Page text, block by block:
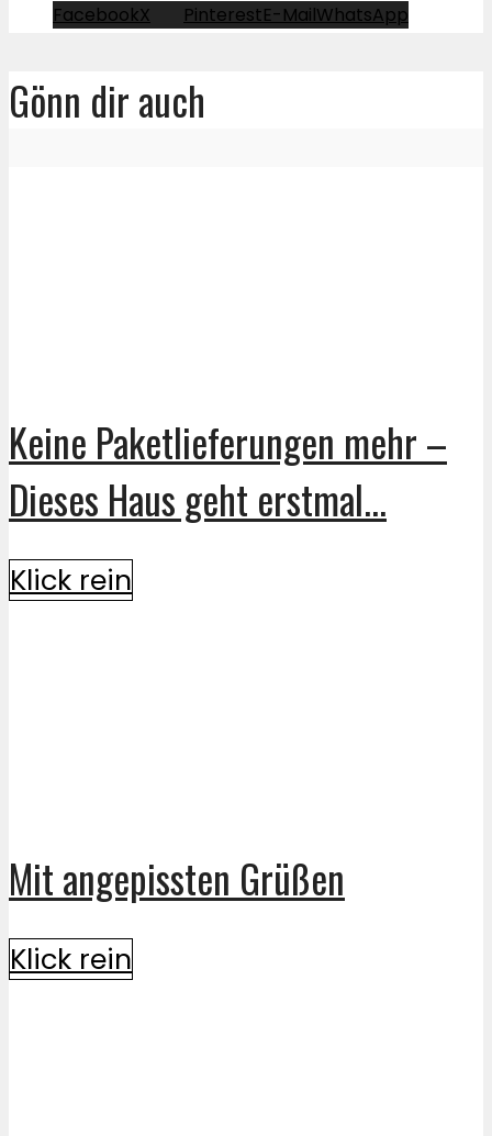
FacebookX PinterestE-MailWhatsApp
Gönn dir auch
Keine Paketlieferungen mehr –
Dieses Haus geht erstmal...
Klick rein
Mit angepissten Grüßen
Klick rein